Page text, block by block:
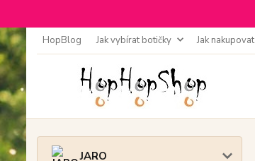
HopBlog Jak vybírat botičky Jak nakupovat
JARO